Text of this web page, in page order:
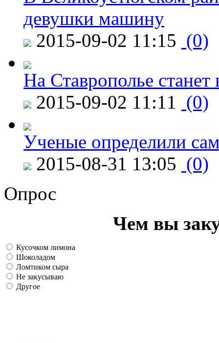
девушки машину
2015-09-02 11:15 (0)
На Ставрополье
2015-09-02 11:11 (0)
Ученые определили
2015-08-31 13:05 (0)
Опрос
Чем вы
Кусочком лимона
Шоколадом
Ломтиком сыра
Не закусываю
Другое